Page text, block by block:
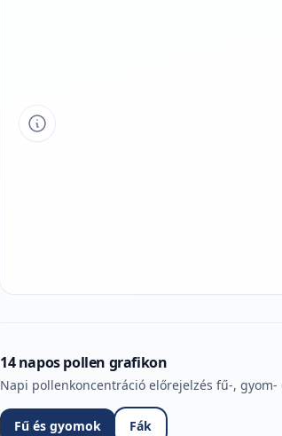
Tipp a grafikon jelmagyarázatához
14 napos pollen grafikon
Napi pollenkoncentráció előrejelzés fű-,
Fű és gyomok Fák